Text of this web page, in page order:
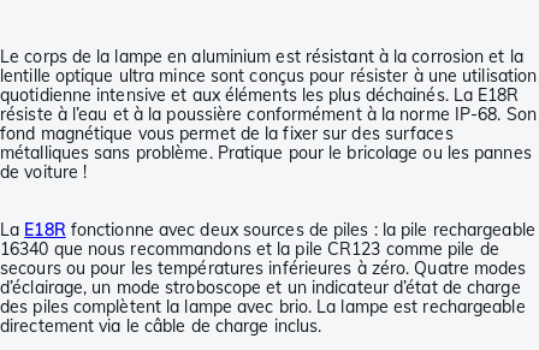
Le corps de la lampe en aluminium est résistant à la corrosion et la
lentille optique ultra mince sont conçus pour résister à une utilisation
quotidienne intensive et aux éléments les plus déchainés. La E18R
résiste à l’eau et à la poussière conformément à la norme IP-68. Son
fond magnétique vous permet de la fixer sur des surfaces
métalliques sans problème. Pratique pour le bricolage ou les pannes
de voiture !
La E18R fonctionne avec deux sources de piles : la pile rechargeable
16340 que nous recommandons et la pile CR123 comme pile de
secours ou pour les températures inférieures à zéro. Quatre modes
d’éclairage, un mode stroboscope et un indicateur d’état de charge
des piles complètent la lampe avec brio. La lampe est rechargeable
directement via le câble de charge inclus.